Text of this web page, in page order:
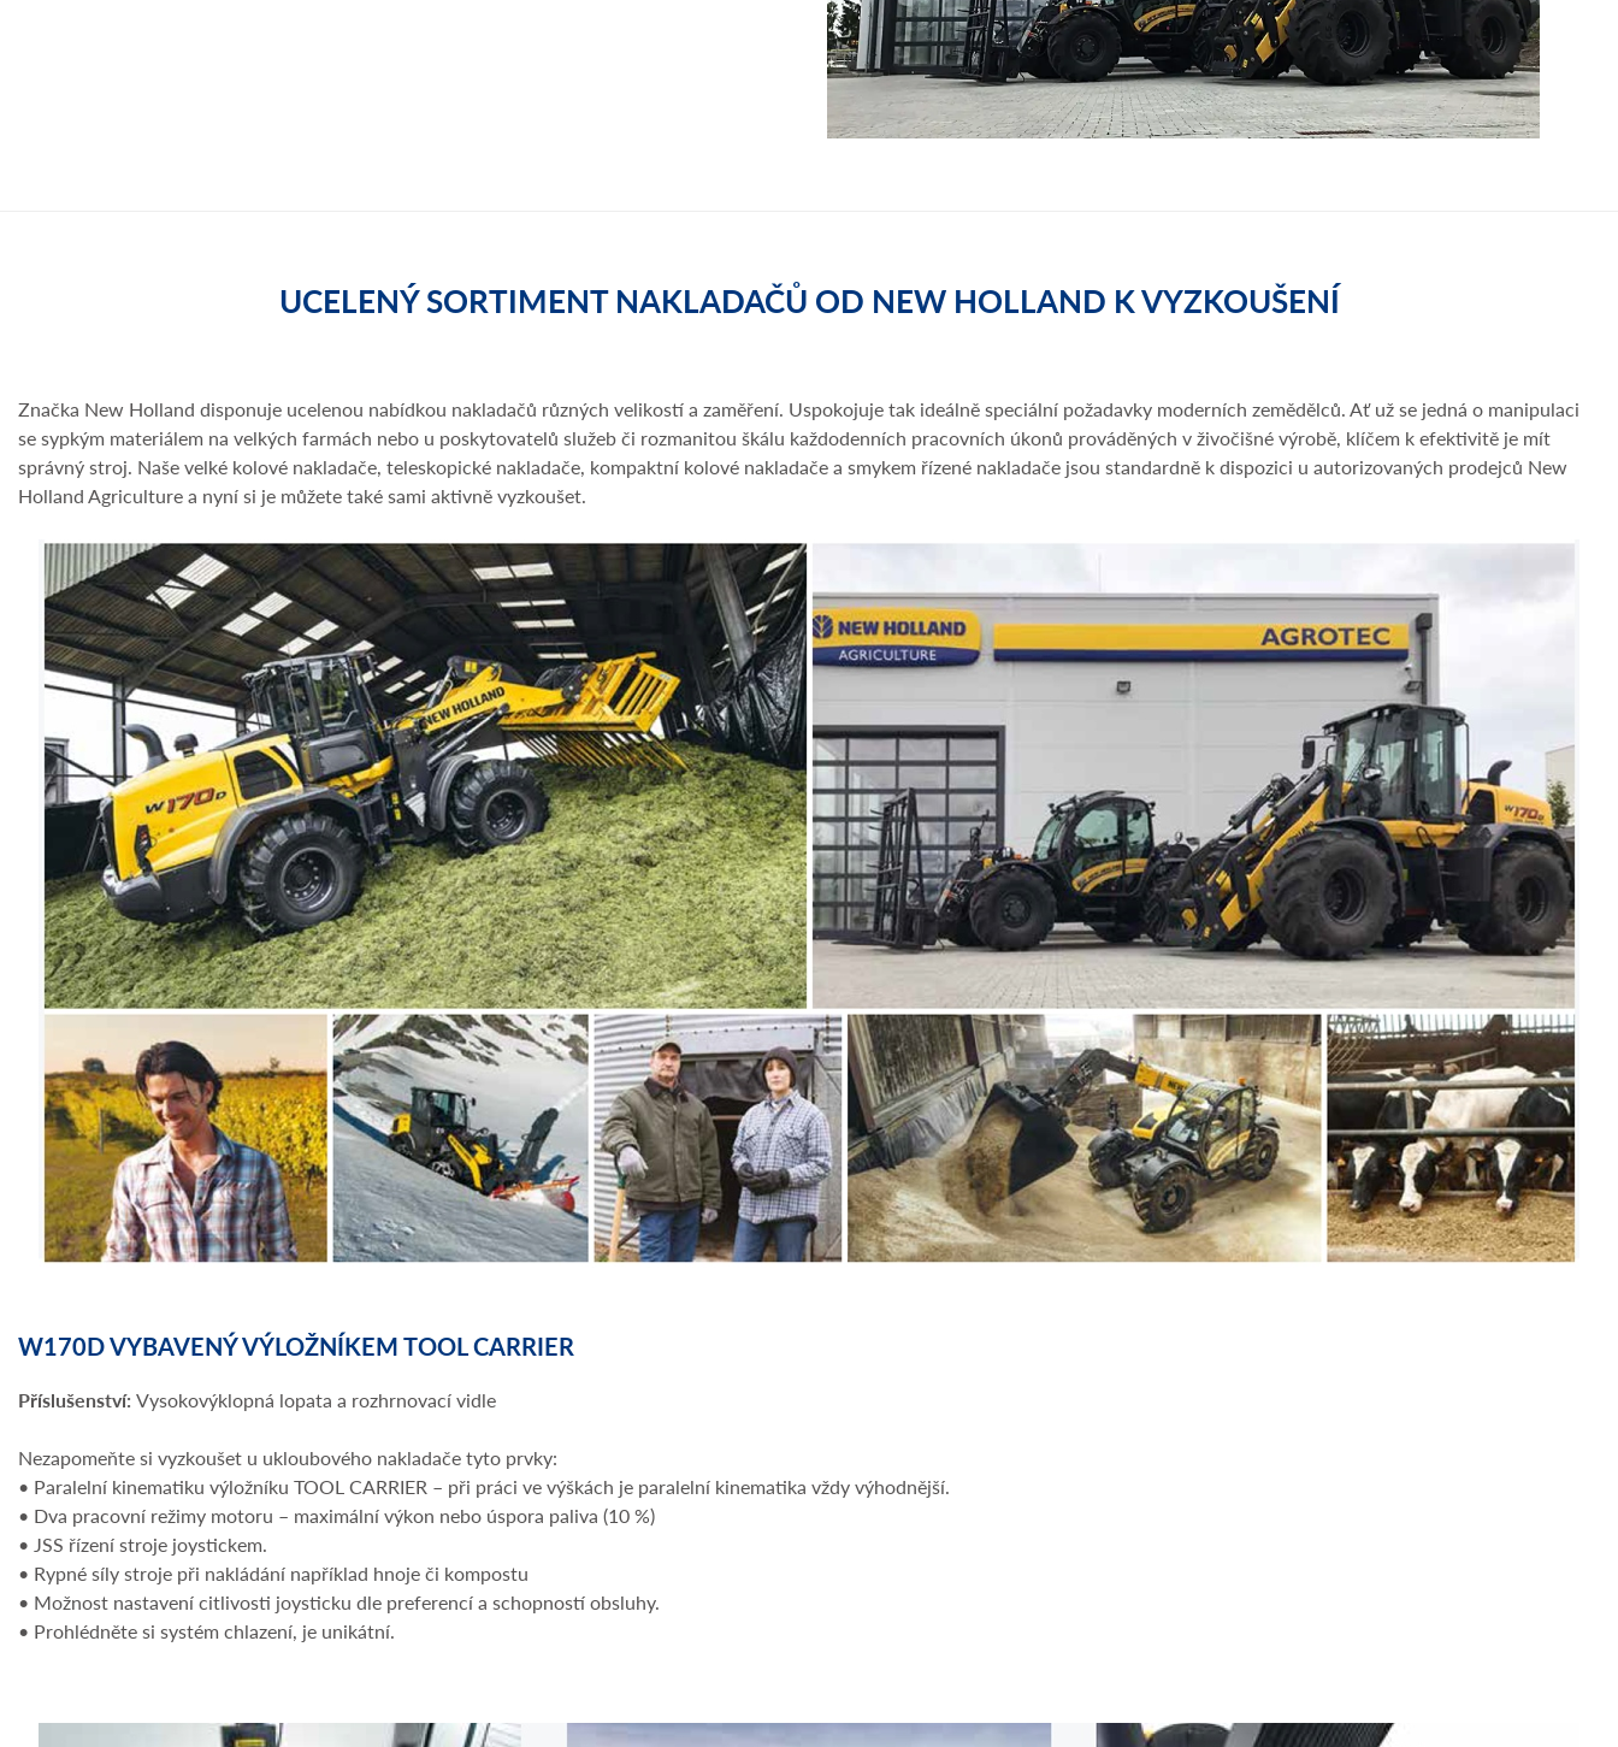
UCELENÝ SORTIMENT NAKLADAČŮ OD NEW HOLLAND K VYZKOUŠENÍ
Značka New Holland disponuje ucelenou nabídkou nakladačů různých velikostí a zaměření. Uspokojuje tak ideálně speciální požadavky moderních zemědělců. Ať už se jedná o manipulaci
se sypkým materiálem na velkých farmách nebo u poskytovatelů služeb či rozmanitou škálu každodenních pracovních úkonů prováděných v živočišné výrobě, klíčem k efektivitě je mít
správný stroj. Naše velké kolové nakladače, teleskopické nakladače, kompaktní kolové nakladače a smykem řízené nakladače jsou standardně k dispozici u autorizovaných prodejců New
Holland Agriculture a nyní si je můžete také sami aktivně vyzkoušet.
W170D VYBAVENÝ VÝLOŽNÍKEM TOOL CARRIER
Příslušenství: Vysokovýklopná lopata a rozhrnovací vidle
Nezapomeňte si vyzkoušet u ukloubového nakladače tyto prvky:
• Paralelní kinematiku výložníku TOOL CARRIER – při práci ve výškách je paralelní kinematika vždy výhodnější.
• Dva pracovní režimy motoru – maximální výkon nebo úspora paliva (10 %)
• JSS řízení stroje joystickem.
• Rypné síly stroje při nakládání například hnoje či kompostu
• Možnost nastavení citlivosti joysticku dle preferencí a schopností obsluhy.
• Prohlédněte si systém chlazení, je unikátní.